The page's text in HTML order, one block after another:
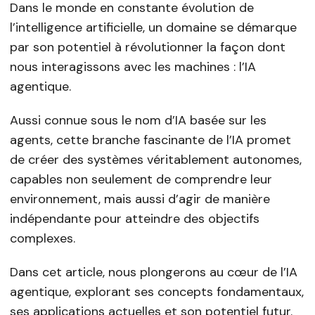
Dans le monde en constante évolution de
l’intelligence artificielle, un domaine se démarque
par son potentiel à révolutionner la façon dont
nous interagissons avec les machines : l’IA
agentique.
Aussi connue sous le nom d’IA basée sur les
agents, cette branche fascinante de l’IA promet
de créer des systèmes véritablement autonomes,
capables non seulement de comprendre leur
environnement, mais aussi d’agir de manière
indépendante pour atteindre des objectifs
complexes.
Dans cet article, nous plongerons au cœur de l’IA
agentique, explorant ses concepts fondamentaux,